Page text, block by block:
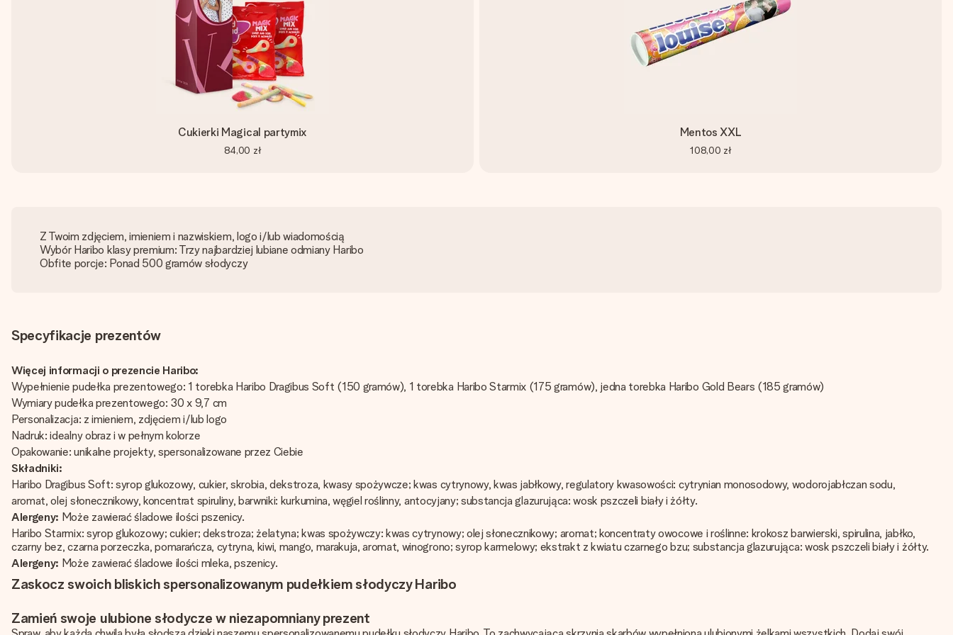
Cukierki Magical partymix
84,00 zł
Mentos XXL
108,00 zł
Z Twoim zdjęciem, imieniem i nazwiskiem, logo i/lub wiadomością
Wybór Haribo klasy premium: Trzy najbardziej lubiane odmiany Haribo
Obfite porcje: Ponad 500 gramów słodyczy
Specyfikacje prezentów
Więcej informacji o prezencie Haribo:
Wypełnienie pudełka prezentowego: 1 torebka Haribo Dragibus Soft (150 gramów), 1 torebka Haribo Starmix (175 gramów), jedna torebka Haribo Gold Bears (185 gramów)
Wymiary pudełka prezentowego: 30 x 9,7 cm
Personalizacja: z imieniem, zdjęciem i/lub logo
Nadruk: idealny obraz i w pełnym kolorze
Opakowanie: unikalne projekty, spersonalizowane przez Ciebie
Składniki:
Haribo Dragibus Soft: syrop glukozowy, cukier, skrobia, dekstroza, kwasy spożywcze; kwas cytrynowy, kwas jabłkowy, regulatory kwasowości: cytrynian monosodowy, wodorojabłczan sodu,
aromat, olej słonecznikowy, koncentrat spiruliny, barwniki: kurkumina, węgiel roślinny, antocyjany; substancja glazurująca: wosk pszczeli biały i żółty.
Alergeny: Może zawierać śladowe ilości pszenicy.
Haribo Starmix: syrop glukozowy; cukier; dekstroza; żelatyna; kwas spożywczy: kwas cytrynowy; olej słonecznikowy; aromat; koncentraty owocowe i roślinne: krokosz barwierski, spirulina, jabłko,
czarny bez, czarna porzeczka, pomarańcza, cytryna, kiwi, mango, marakuja, aromat, winogrono; syrop karmelowy; ekstrakt z kwiatu czarnego bzu; substancja glazurująca: wosk pszczeli biały i żółty.
Alergeny: Może zawierać śladowe ilości mleka, pszenicy.
Zaskocz swoich bliskich spersonalizowanym pudełkiem słodyczy Haribo
Zamień swoje ulubione słodycze w niezapomniany prezent